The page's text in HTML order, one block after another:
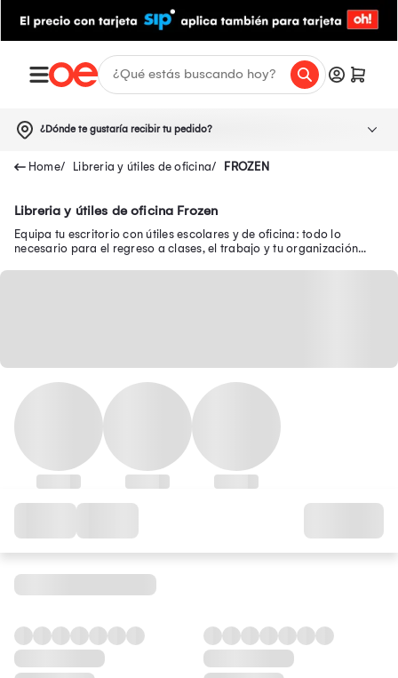
¿Dónde te gustaría recibir tu pedido?
Libreria y útiles de oficina FROZEN
Libreria y útiles de oficina Frozen
Equipa tu escritorio con útiles escolares y de oficina: todo lo
necesario para el regreso a clases, el trabajo y tu organización